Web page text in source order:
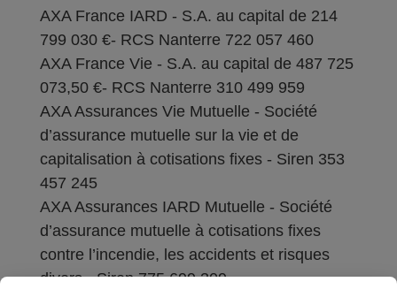
AXA France IARD - S.A. au capital de 214
799 030 €- RCS Nanterre 722 057 460
AXA France Vie - S.A. au capital de 487 725
073,50 €- RCS Nanterre 310 499 959
AXA Assurances Vie Mutuelle - Société
d’assurance mutuelle sur la vie et de
capitalisation à cotisations fixes - Siren 353
457 245
AXA Assurances IARD Mutuelle - Société
d’assurance mutuelle à cotisations fixes
contre l’incendie, les accidents et risques
divers - Siren 775 699 309